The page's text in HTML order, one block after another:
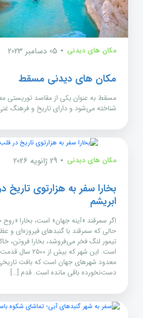
مکان های دیدنی 05 دسامبر 2023
مکان های دیدنی مسقط
مسقط به عنوان یکی از مقاصد توریستی
شناخته می‌شود و دارای تاریخ و فرهنگ
مکان های دیدنی 29 ژانویه 2026
بخارا سفر به هزارتوی تاریخ
ابریشم
اگر سمرقند «آینه جهان» است، بخارا
حالی که سمرقند با گنبدهای فیروزه‌ای و
تیمور لنگ فخر می‌فروشد، بخارا فروتن،
است. این شهر که بیش
معدود شهرهای جهان است که بافت تاریخی
دست‌نخورده باقی مانده است. قدم […]